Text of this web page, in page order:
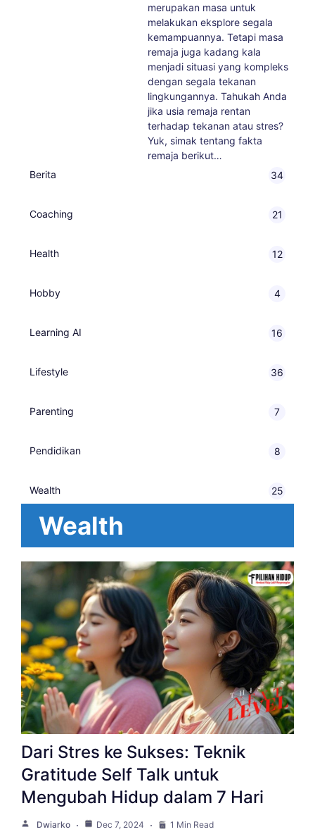
merupakan masa untuk
melakukan eksplore segala
kemampuannya. Tetapi masa
remaja juga kadang kala
menjadi situasi yang kompleks
dengan segala tekanan
lingkungannya. Tahukah Anda
jika usia remaja rentan
terhadap tekanan atau stres?
Yuk, simak tentang fakta
remaja berikut…
Berita
34
Coaching 21
Health 12
Hobby 4
Learning AI 16
Lifestyle 36
Parenting 7
Pendidikan 8
Wealth 25
Wealth
Dari Stres ke Sukses: Teknik
Gratitude Self Talk untuk
Mengubah Hidup dalam 7 Hari
Dwiarko Dec 7, 2024 1 Min Read